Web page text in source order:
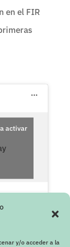
y/o acceder a la
en el FIR
activar